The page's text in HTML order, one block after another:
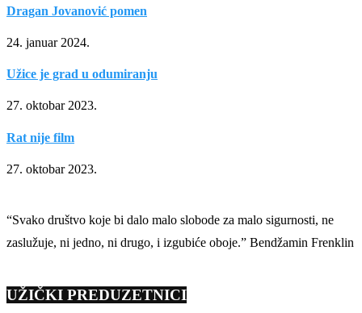
Dragan Jovanović pomen
24. januar 2024.
Užice je grad u odumiranju
27. oktobar 2023.
Rat nije film
27. oktobar 2023.
“Svako društvo koje bi dalo malo slobode za malo sigurnosti, ne
zaslužuje, ni jedno, ni drugo, i izgubiće oboje.” Bendžamin Frenklin
UŽIČKI PREDUZETNICI